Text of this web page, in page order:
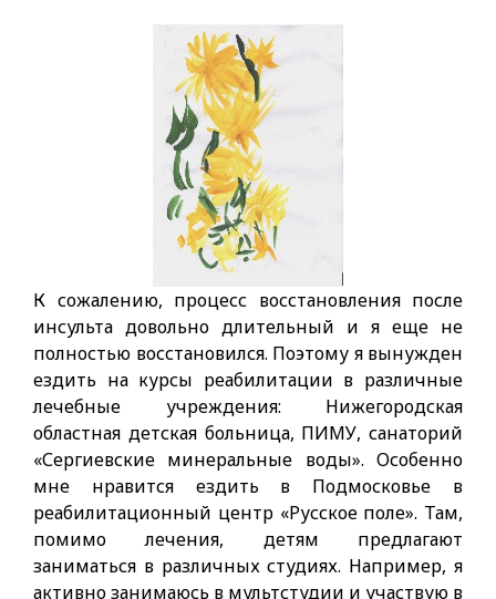
К сожалению, процесс восстановления после
инсульта довольно длительный и я еще не
полностью восстановился. Поэтому я вынужден
ездить на курсы реабилитации в различные
лечебные учреждения: Нижегородская
областная детская больница, ПИМУ, санаторий
«Сергиевские минеральные воды». Особенно
мне нравится ездить в Подмосковье в
реабилитационный центр «Русское поле». Там,
помимо лечения, детям предлагают
заниматься в различных студиях. Например, я
активно занимаюсь в мультстудии и участвую в